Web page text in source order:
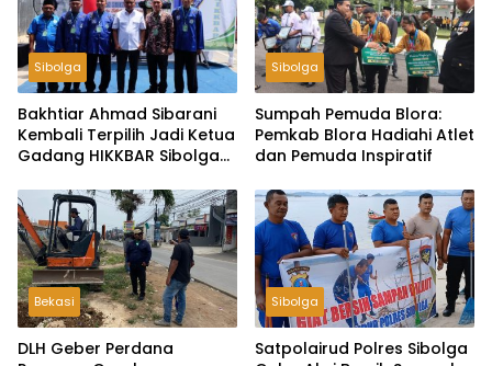
Sibolga
Bakhtiar Ahmad Sibarani
Kembali Terpilih Jadi Ketua
Gadang HIKKBAR Sibolga–
Sibolga
Sumpah Pemuda Blora:
Pemkab Blora Hadiahi Atlet
dan Pemuda Inspiratif
Bekasi
DLH Geber Perdana
Sibolga
Satpolairud Polres Sibolga